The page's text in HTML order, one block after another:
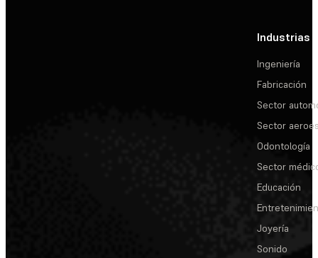
Industrias
Ingeniería
Fabricación
Sector
Sector
Odontología
Sector
Educación
Joyería
Sonido